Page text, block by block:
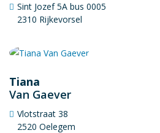
Sint Jozef 5A bus 0005
2310 Rijkevorsel
Tiana
Van Gaever
Vlotstraat 38
2520 Oelegem